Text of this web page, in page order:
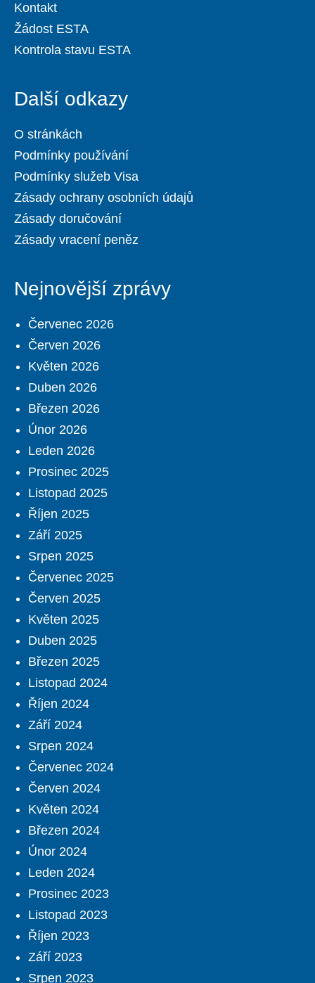
Kontakt
Žádost ESTA
Kontrola stavu ESTA
Další odkazy
O stránkách
Podmínky používání
Podmínky služeb Visa
Zásady ochrany osobních údajů
Zásady doručování
Zásady vracení peněz
Nejnovější zprávy
Červenec 2026
Červen 2026
Květen 2026
Duben 2026
Březen 2026
Únor 2026
Leden 2026
Prosinec 2025
Listopad 2025
Říjen 2025
Září 2025
Srpen 2025
Červenec 2025
Červen 2025
Květen 2025
Duben 2025
Březen 2025
Listopad 2024
Říjen 2024
Září 2024
Srpen 2024
Červenec 2024
Červen 2024
Květen 2024
Březen 2024
Únor 2024
Leden 2024
Prosinec 2023
Listopad 2023
Říjen 2023
Září 2023
Srpen 2023